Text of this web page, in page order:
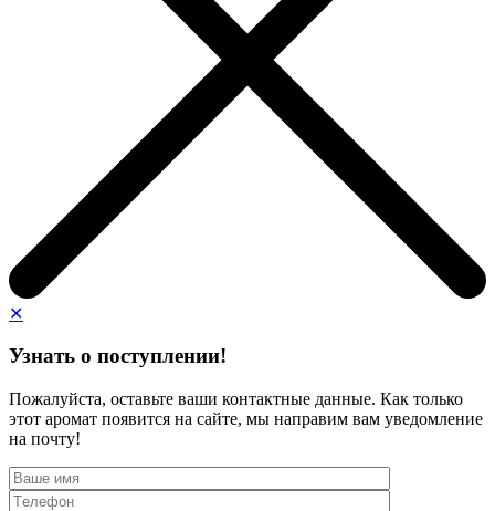
✕
Узнать о поступлении!
Пожалуйста, оставьте ваши контактные данные. Как только
этот аромат появится на сайте, мы направим вам уведомление
на почту!